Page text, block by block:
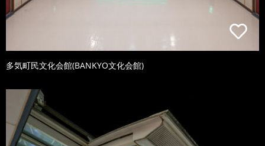
多気町民文化会館(BANKYO文化会館)